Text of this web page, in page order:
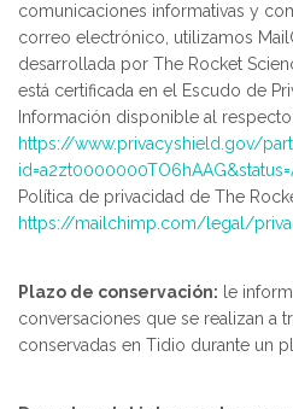
comunicaciones informativas y
correo electrónico, utilizamos
desarrollada por The Rocket
está certificada en el Escudo de
Información disponible al respecto:
https://www.privacyshield.gov/
Política de privacidad de The
https://mailchimp.com/legal/
Plazo de conservación: le
conversaciones que se realizan a
conservadas en Tidio durante un